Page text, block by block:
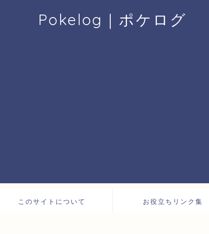
Pokelog｜ポケログ
このサイトについて お役立ちリンク集